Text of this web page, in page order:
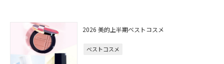
2026 美的上半期ベストコスメ
ベストコスメ